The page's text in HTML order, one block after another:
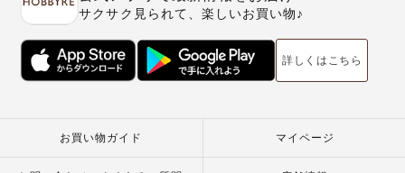
サクサク見られて、楽しいお買い物♪
詳しくはこちら
お買い物ガイド マイページ